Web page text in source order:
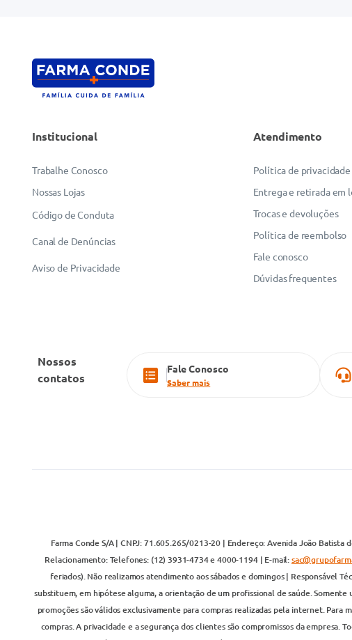
Institucional
Trabalhe Conosco
Nossas Lojas
Código de Conduta
Canal de Denúncias
Aviso de Privacidade
Atendimento
Política de privacidade
Entrega e retirada em
Trocas e devoluções
Política de reembolso
Fale conosco
Dúvidas frequentes
Nossos
contatos
Fale Conosco
Saber mais
Farma Conde S/A | CNPJ: 71.605.265/0213-20 | Endereço: Avenida João
Relacionamento: Telefones: (12) 3931-4734 e 4000-1194 | E-mail:
feriados). Não realizamos atendimento aos sábados e domingos | Responsável
substituem, em hipótese alguma, a orientação de um profissional de saúde.
promoções são válidos exclusivamente para compras realizadas pela internet. Para
compras. A privacidade e a segurança dos clientes são compromissos da